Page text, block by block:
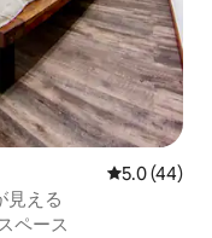
レビュー44
5.0 (44)
見える
ペース